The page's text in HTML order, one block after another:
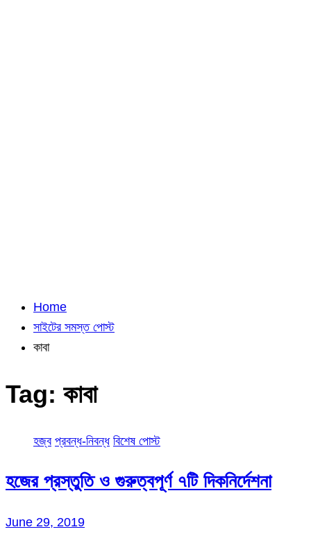
Home
সাইটের সমস্ত পোস্ট
কাবা
Tag: কাবা
হজ্ব প্রবন্ধ-নিবন্ধ বিশেষ পোস্ট
হজের প্রস্তুতি ও গুরুত্বপূর্ণ ৭টি দিকনির্দেশনা
June 29, 2019